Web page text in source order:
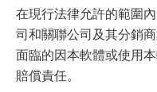
在現行法律允許的範圍
司和關聯公司及其分銷
面臨的因本軟體或使用
賠償責任。